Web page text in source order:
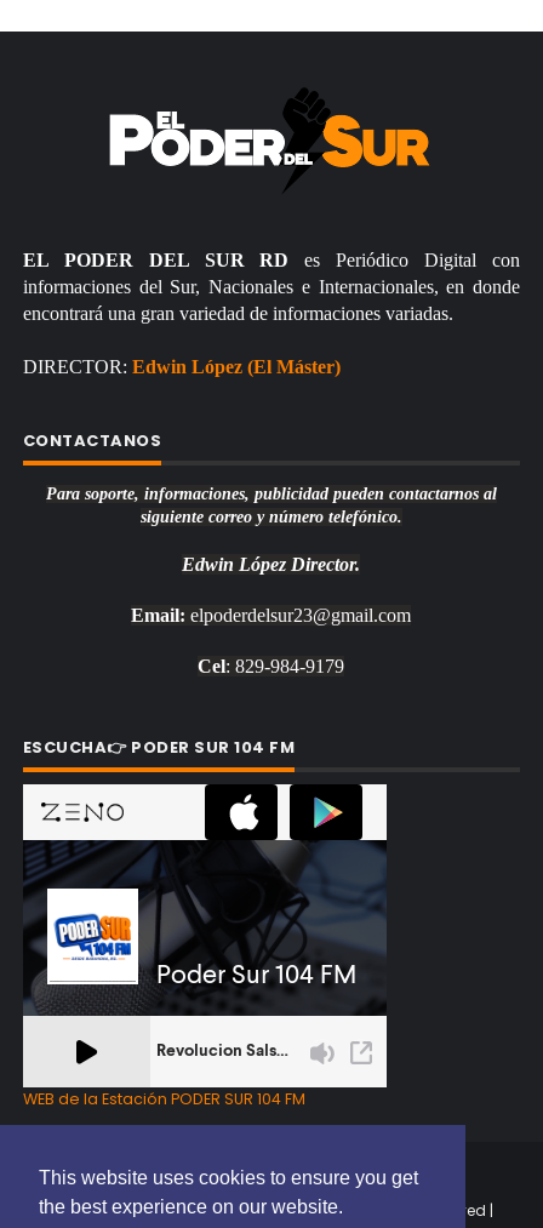
This website uses cookies to ensure you get
the best experience on our website.
EL PODER DEL SUR RD es Periódico Digital con
informaciones del Sur, Nacionales e Internacionales, en donde
encontrará una gran variedad de informaciones variadas.
DIRECTOR: Edwin López (El Máster)
CONTACTANOS
Para soporte, informaciones, publicidad pueden contactarnos al
siguiente correo y número telefónico.
Edwin López Director.
Email: elpoderdelsur23@gmail.com
Cel: 829-984-9179
ESCUCHA👉 PODER SUR 104 FM
WEB de la Estación PODER SUR 104 FM
Copyright © 2025 | EL PODER DEL SUR RD | All Rights Reserved |